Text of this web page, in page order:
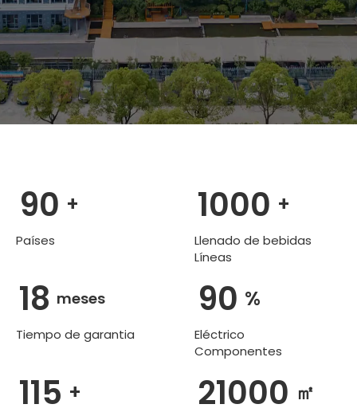
90 +
Países
1000 +
Llenado de bebidas
Líneas
18 meses
Tiempo de garantia
90 %
Eléctrico
Componentes
115 + 21000 ㎡